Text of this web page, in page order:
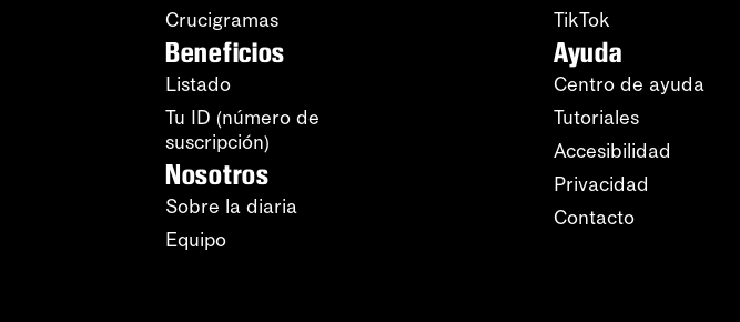
Crucigramas
Beneficios
Listado
Tu ID (número de
suscripción)
Nosotros
Sobre la diaria
Equipo
TikTok
Ayuda
Centro de ayuda
Tutoriales
Accesibilidad
Privacidad
Contacto